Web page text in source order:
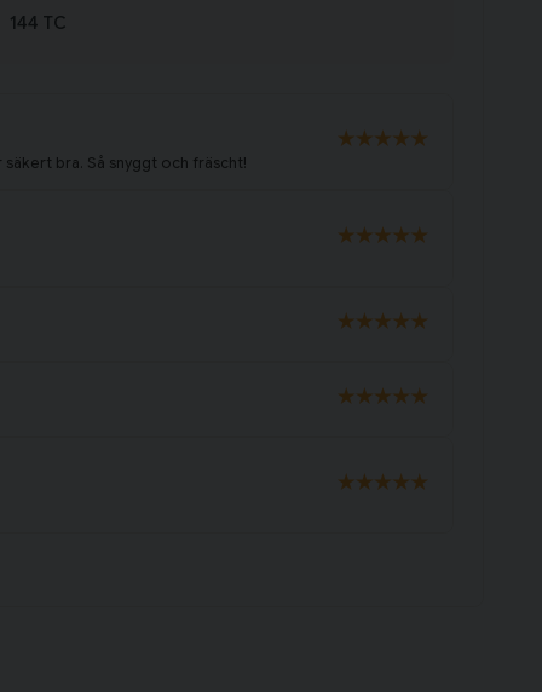
144 TC
bra. Så snyggt och fräscht!